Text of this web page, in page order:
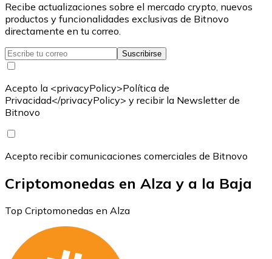
Recibe actualizaciones sobre el mercado crypto, nuevos
productos y funcionalidades exclusivas de Bitnovo
directamente en tu correo.
Suscribirse
Acepto la <privacyPolicy>Política de
Privacidad</privacyPolicy> y recibir la Newsletter de
Bitnovo
Acepto recibir comunicaciones comerciales de Bitnovo
Criptomonedas en Alza y a la Baja
Top Criptomonedas en Alza